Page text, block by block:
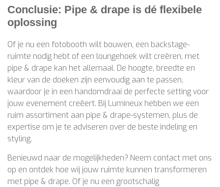
Conclusie: Pipe & drape is dé flexibele
oplossing
Of je nu een fotobooth wilt bouwen, een backstage-
ruimte nodig hebt of een loungehoek wilt creëren, met
pipe & drape kan het allemaal. De hoogte, breedte en
kleur van de doeken zijn eenvoudig aan te passen,
waardoor je in een handomdraai de perfecte setting voor
jouw evenement creëert. Bij Lumineux hebben we een
ruim assortiment aan pipe & drape-systemen, plus de
expertise om je te adviseren over de beste indeling en
styling.
Benieuwd naar de mogelijkheden? Neem contact met ons
op en ontdek hoe wij jouw ruimte kunnen transformeren
met pipe & drape. Of je nu een grootschalig